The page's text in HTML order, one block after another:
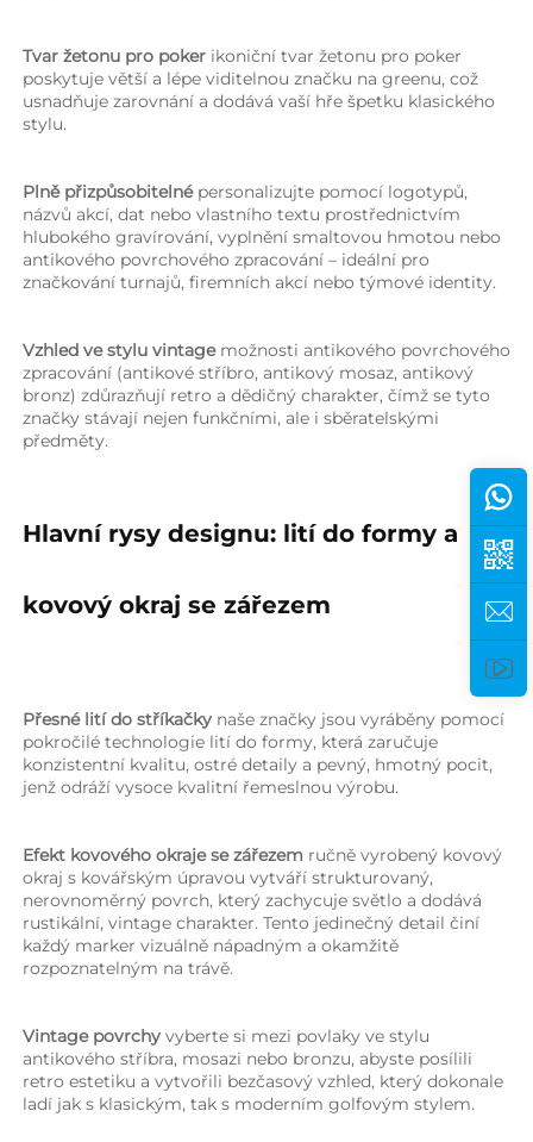
Tvar žetonu pro poker ikoniční tvar žetonu pro poker
poskytuje větší a lépe viditelnou značku na greenu, což
usnadňuje zarovnání a dodává vaší hře špetku klasického
stylu.
Plně přizpůsobitelné personalizujte pomocí logotypů,
názvů akcí, dat nebo vlastního textu prostřednictvím
hlubokého gravírování, vyplnění smaltovou hmotou nebo
antikového povrchového zpracování – ideální pro
značkování turnajů, firemních akcí nebo týmové identity.
Vzhled ve stylu vintage možnosti antikového povrchového
zpracování (antikové stříbro, antikový mosaz, antikový
bronz) zdůrazňují retro a dědičný charakter, čímž se tyto
značky stávají nejen funkčními, ale i sběratelskými
předměty.
Hlavní rysy designu: lití do formy a
kovový okraj se zářezem
Přesné lití do stříkačky naše značky jsou vyráběny pomocí
pokročilé technologie lití do formy, která zaručuje
konzistentní kvalitu, ostré detaily a pevný, hmotný pocit,
jenž odráží vysoce kvalitní řemeslnou výrobu.
Efekt kovového okraje se zářezem ručně vyrobený kovový
okraj s kovářským úpravou vytváří strukturovaný,
nerovnoměrný povrch, který zachycuje světlo a dodává
rustikální, vintage charakter. Tento jedinečný detail činí
každý marker vizuálně nápadným a okamžitě
rozpoznatelným na trávě.
Vintage povrchy vyberte si mezi povlaky ve stylu
antikového stříbra, mosazi nebo bronzu, abyste posílili
retro estetiku a vytvořili bezčasový vzhled, který dokonale
ladí jak s klasickým, tak s moderním golfovým stylem.